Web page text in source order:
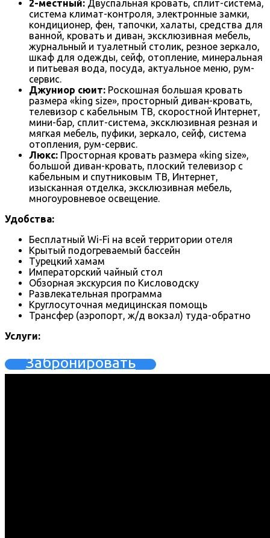
2-местный: Двуспальная кровать, сплит-система,
система климат-контроля, электронные замки,
кондиционер, фен, тапочки, халаты, средства для
ванной, кровать и диван, эксклюзивная мебель,
журнальный и туалетный столик, резное зеркало,
шкаф для одежды, сейф, отопление, минеральная
и питьевая вода, посуда, актуальное меню, рум-
сервис.
Джуниор сюит: Роскошная большая кровать
размера «king size», просторный диван-кровать,
телевизор с кабельным ТВ, скоростной Интернет,
мини-бар, сплит-система, эксклюзивная резная и
мягкая мебель, пуфики, зеркало, сейф, система
отопления, рум-сервис.
Люкс: Просторная кровать размера «king size»,
большой диван-кровать, плоский телевизор с
кабельным и спутниковым ТВ, Интернет,
изысканная отделка, эксклюзивная мебель,
многоуровневое освещение.
Удобства:
Бесплатный Wi-Fi на всей территории отеля
Крытый подогреваемый бассейн
Турецкий хамам
Императорский чайный стол
Обзорная экскурсия по Кисловодску
Развлекательная программа
Круглосуточная медицинская помощь
Трансфер (аэропорт, ж/д вокзал) туда-обратно
Услуги:
Забронировать